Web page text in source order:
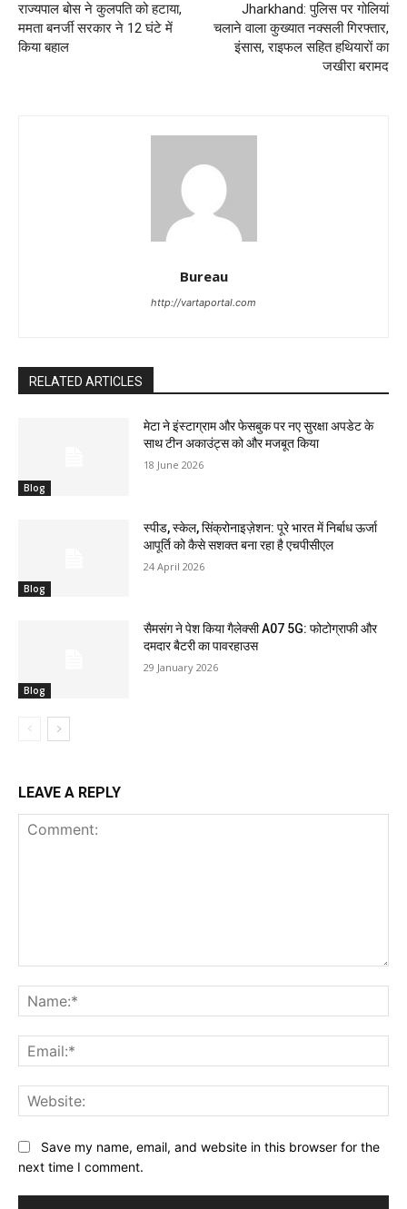
राज्यपाल बोस ने कुलपति को हटाया,
ममता बनर्जी सरकार ने 12 घंटे में
किया बहाल
Jharkhand: पुलिस पर गोलियां
चलाने वाला कुख्यात नक्सली गिरफ्तार,
इंसास, राइफल सहित हथियारों का
जखीरा बरामद
Bureau
http://vartaportal.com
RELATED ARTICLES
Blog
मेटा ने इंस्टाग्राम और फेसबुक पर नए सुरक्षा अपडेट के
साथ टीन अकाउंट्स को और मजबूत किया
18 June 2026
Blog
स्पीड, स्केल, सिंक्रोनाइज़ेशन: पूरे भारत में निर्बाध ऊर्जा
आपूर्ति को कैसे सशक्त बना रहा है एचपीसीएल
24 April 2026
Blog
सैमसंग ने पेश किया गैलेक्सी A07 5G: फोटोग्राफी और
दमदार बैटरी का पावरहाउस
29 January 2026
LEAVE A REPLY
Save my name, email, and website in this browser for the
next time I comment.